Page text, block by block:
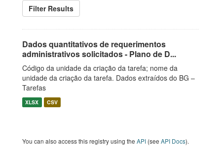
Filter Results
Dados quantitativos de requerimentos
administrativos solicitados - Plano de D...
Código da unidade da criação da tarefa; nome da
unidade da criação da tarefa. Dados extraídos do BG –
Tarefas
XLSX CSV
You can also access this registry using the API (see API Docs).